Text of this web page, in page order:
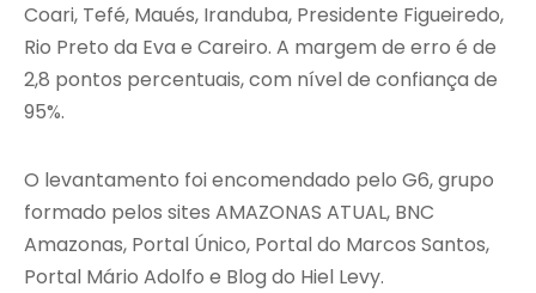
Coari, Tefé, Maués, Iranduba, Presidente Figueiredo,
Rio Preto da Eva e Careiro. A margem de erro é de
2,8 pontos percentuais, com nível de confiança de
95%.
O levantamento foi encomendado pelo G6, grupo
formado pelos sites AMAZONAS ATUAL, BNC
Amazonas, Portal Único, Portal do Marcos Santos,
Portal Mário Adolfo e Blog do Hiel Levy.